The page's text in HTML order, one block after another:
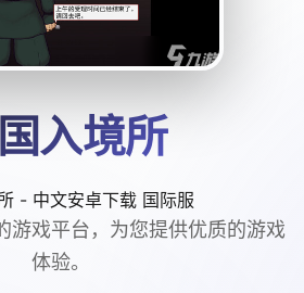
入境所
- 中文安卓下载 国际服
游戏平台，为您提供优质的游戏
体验。